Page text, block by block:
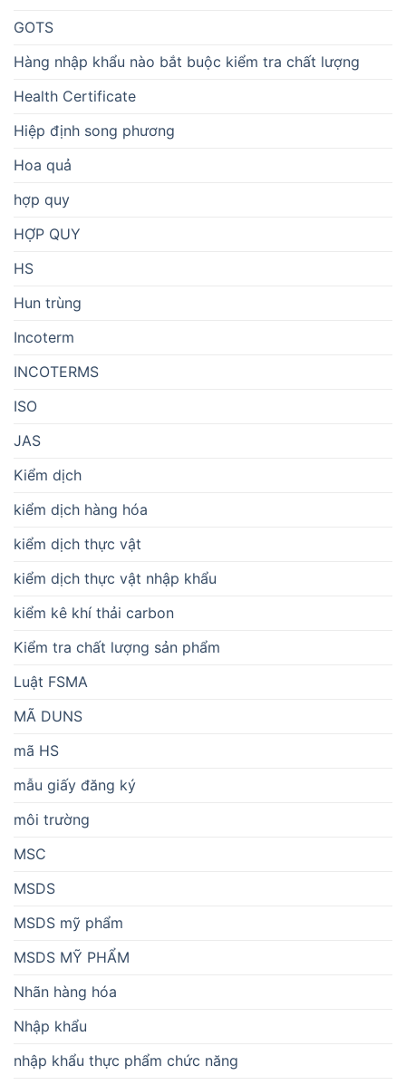
GOTS
Hàng nhập khẩu nào bắt buộc kiểm tra chất lượng
Health Certificate
Hiệp định song phương
Hoa quả
hợp quy
HỢP QUY
HS
Hun trùng
Incoterm
INCOTERMS
ISO
JAS
Kiểm dịch
kiểm dịch hàng hóa
kiểm dịch thực vật
kiểm dịch thực vật nhập khẩu
kiểm kê khí thải carbon
Kiểm tra chất lượng sản phẩm
Luật FSMA
MÃ DUNS
mã HS
mẫu giấy đăng ký
môi trường
MSC
MSDS
MSDS mỹ phẩm
MSDS MỸ PHẨM
Nhãn hàng hóa
Nhập khẩu
nhập khẩu thực phẩm chức năng